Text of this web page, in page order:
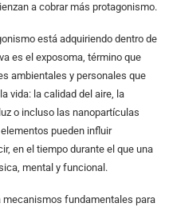
a cobrar más protagonismo.
está adquiriendo dentro de
es el exposoma, término que
ambientales y personales que
vida: la calidad del aire, la
o incluso las nanopartículas
pueden influir
en el tiempo durante el que una
mental y funcional.
mecanismos fundamentales para